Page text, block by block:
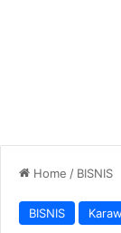
Home / BISNIS
BISNIS